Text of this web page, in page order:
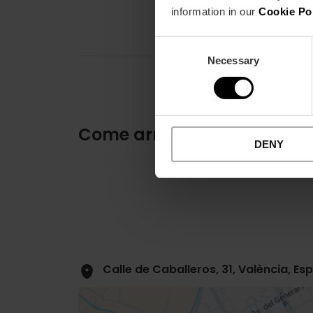
information in our Cookie
Necessary
DENY
Come arrivare
Calle de Caballeros, 31, València,